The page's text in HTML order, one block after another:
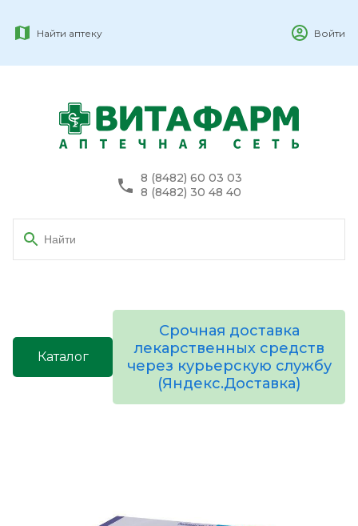
Найти аптеку Войти
8 (8482) 60 03 03
8 (8482) 30 48 40
Каталог
Срочная доставка
лекарственных средств
через курьерскую службу
(Яндекс.Доставка)